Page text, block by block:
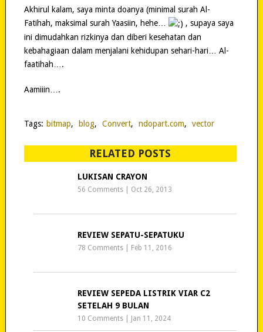
Akhirul kalam, saya minta doanya (minimal surah Al-
Fatihah, maksimal surah Yaasiin, hehe…
, supaya saya
ini dimudahkan rizkinya dan diberi kesehatan dan
kebahagiaan dalam menjalani kehidupan sehari-hari… Al-
faatihah….
Aamiiin….
Tags: bitmap, blog, Convert, ndopart.com, vector
RELATED POSTS
LUKISAN CRAYON
56 Comments Oct 26, 2013
REVIEW SEPATU-SEPATUKU
78 Comments Feb 11, 2016
REVIEW SEPEDA LISTRIK VIAR C2
SETELAH 9 BULAN
10 Comments Jan 11, 2024